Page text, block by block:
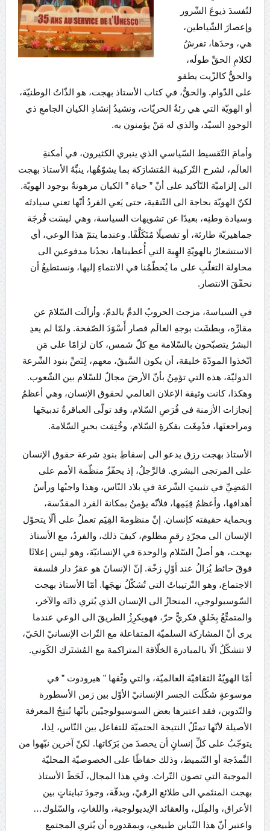
لتُفسدَ ذيوعَ الشّرور
وإعصارَ الشّياطين،
هي، وحدَها، تفرشُ
لكلامِ الحقِّ طولَه،
والحقُّ كالزّيت يطفو
على الدّوام. والحقُّ، في كتاب الأستاذ بهجت، هو الذّاتُ الوطنيّة،
أو الهويّة التي هي رئةُ الحريّات، ونشيدُ إنشادِ الكيان الجامعِ ذي
الوجودِ السيّد، والذي له مَنْ يؤمنون به.
وأمامَ التّقسيط السّياسي الذي ينبري الكثيرون، في أمكنةِ
العالَم، لشرح التّركيبة المُتشارَكة بما يشوّهُها، ينبِّهُ الأستاذ بهجت
الى إلزاميّة التّأكيد على أنّ ” حياة ” الكيان مرهونةٌ بوجود الهويّة.
لكنّ الهويّة بحاجة الى التّنقية، حتى يَعي الفردُ أنّها تعني سيادتَه
وسيادة وطنِه، بعيدًا عن تشويهات السياسة، وهي ليسَت فُرجَة
جماهيريّة طارئة، أو تفصيلًا مُتَكَلَّفًا. وعندما يتمّ هذا الوعي، أي
الاستشعارُ بالهويّةِ الهِبة التي أُعطيناها، نجدُنا مدفوعين الى
محاولة التغلّبِ على ما يُحطّمُنا في الانتماءِ إليها، ونستطيعُ أن
نحقّقَ الانتصار.
في السياسة، مزجت الحروبُ الدمَّ بالدمّ، وأزالَت السّلامَ عن
مقارِّه، وبطشَت بوجهِ العالَم فصار أَسْوَدَ الصّفحة. ولمّا لم يعدِ
البشرُ يتصبّحون بالسّلامة مع كلّ شمس، كان لزامًا على مَنِ
اتّخذوا المودّةَ خليقة، أن يكون السَّبقُ، معهم، لِنَصِّ بنود الشّرعة
الدوليّة، هذه التي تؤمِنُ بأنّ الأرضَ مجالٌ للسّلام بين الشّعوب.
وهكذا، كانت وثيقة الإعلان العالمي لحقوق الإنسان، وهي أعظمُ
إنجازات الأزمنة في فُرَصِ السّلام، وقد تولّى العباقرةُ تدبيجَها
ومراجعتَها، فدُمِغَت بفكرةِ السّلام، وخُتِمَت بحبرِ السّلامة.
الأستاذ بهجت رزق يدعو الى إسقاطِ بنودِ شرعة حقوق الإنسان
على المرتجى البشري. فالرَّجلُ، إذ يحفّزُ منظّمة الأمم على
المَضِيِّ في تثبيتِ الشّرعة في بلاد النّاس، وهذا واجبُها ورأسُ
أهدافها، وأعظمُ قِيَمِها، فلأنّه يؤمنُ بمكانة الفرد المقدّسة،
وبحماية حقيقته كإنسان. إنّ منظومةَ القِيَم تعملُ على ألّا يتحوّل
الإنسان الى مجرّدِ رقمٍ مظلوم، كيفَ ذلك، والفردُ، مع الأستاذ
بهجت، هو أصلُ السّلام والوحدة في الإنسانيّة، وهو ليس إعلانًا
فوقَ حائط يُزالُ عند أوّلِ زخّة. إنّ الإنسانَ هو عقرُ دار فلسفة
الاجتماع، وهو التّرتيباتُ التي تُشكّلُ نهجَها. أمّا الأستاذ بهجت
السّوسيولوجي، المنحازُ الى الإنسان الذي يُثري ذاتَه والآخر،
والمتمتِّعُ بِخَلقٍ فكريٍّ حرّ، فهويكرِزُ الطريقَ الى الوعي عندما
يرى أنّ المشاركة السلميّة المتفاعلة مع التّراث الإنسانيّ الحَيّ،
لا تتشكّلُ الّا بالمبادرة الخلّاقة المتراكمة مع المُشتَرك الكَوني.
أمّا الهويّةُ الثقافيّة العالميّة، والتي وثّقها ” هيرودوت ” في
موسوعةٍ شكّلَت الجسر الإنسانيّ الأوّل بين زمن الأسطورة
والتّدوين، فقد اعتبرها بعض السوسيولوجيّين بأنّها تُنتِجُ المعرفة
الأصيلة لأنّها تمثّلُ النتيجة الحتميّة للتفاعل بين النّاس، لِذا،
يتوجّبُ على كلِّ إنسانٍ أن يحصدَ من بَرَكاتها. لكنّ آخرين نبّهوا من
النَّمذَجة أو التّنميط، وذلك حفاظًا على الخصوصيّة المحليّة
الموجبة التي تصون التّراث. وفي هذا المجال، لَحَظَ الأستاذ
بهجت المنتَمي الى طلائع الرقيّ، وبدقّة، وجودَ تبايناتٍ بين
الأعراق، والمِلَل، والعقائد الإيديولوجية، واللغاتِ، والسّلوك…
واعتبر أنّ هذا التّباين طبيعي، وبمقدورِه أن يُثري المجتمع